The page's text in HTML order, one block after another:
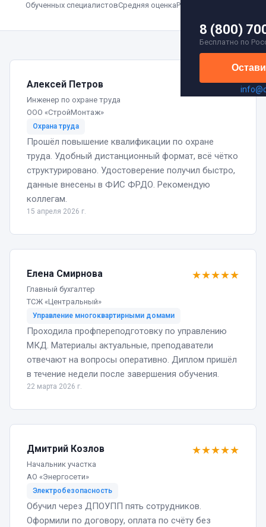
8 (800)
Бесплатно по
Обученных специалистовСредняя оценкаРекомендуют нас
Алексей Петров
Инженер по охране труда
ООО «СтройМонтаж»
★★★★★
Охрана труда
Прошёл повышение квалификации по охране
труда. Удобный дистанционный формат, всё чётко
структурировано. Удостоверение получил быстро,
данные внесены в ФИС ФРДО. Рекомендую
коллегам.
15 апреля 2026 г.
Елена Смирнова
Главный бухгалтер
ТСЖ «Центральный»
★★★★★
Управление многоквартирными домами
Проходила профпереподготовку по управлению
МКД. Материалы актуальные, преподаватели
отвечают на вопросы оперативно. Диплом пришёл
в течение недели после завершения обучения.
22 марта 2026 г.
Дмитрий Козлов
Начальник участка
АО «Энергосети»
★★★★★
Электробезопасность
Обучил через ДПОУПП пять сотрудников.
Оформили по договору, оплата по счёту без